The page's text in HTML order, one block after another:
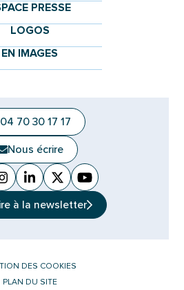
PRESSE
LOGOS
EN IMAGES
04 70 30 17 17
Nous écrire
dans un nouvel onglet)
Instagram
(ouverture dans un nouvel
Linkedin
(ouverture dans un nouvel
X (Twitter)
(ouverture dans un
YouTube
(ouverture dans
à la newsletter
DES COOKIES
PLAN DU SITE